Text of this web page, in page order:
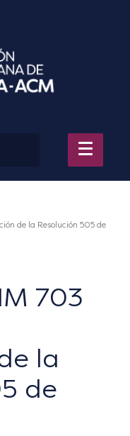
de la Resolución 505 de
703
la
de